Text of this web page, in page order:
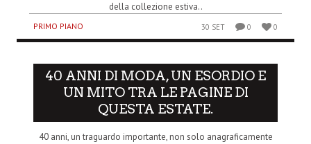
della collezione estiva..
PRIMO PIANO 30 SET 0 0
40 ANNI DI MODA, UN ESORDIO E
UN MITO TRA LE PAGINE DI
QUESTA ESTATE.
40 anni, un traguardo importante, non solo anagraficamente